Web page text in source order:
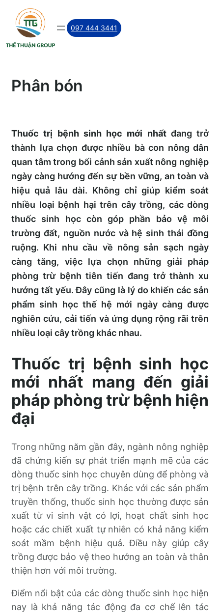
Skip
content
097 444 3441
Phân bón
Thuốc trị bệnh sinh học mới nhấtđang trở
thành lựa chọn được nhiều bà con nông dân
quan tâm trong bối cảnh sản xuất nông nghiệp
ngày càng hướng đến sự bền vững, an toàn và
hiệu quả lâu dài. Không chỉ giúp kiểm soát
nhiều loại bệnh hại trên cây trồng, các dòng
thuốc sinh học còn góp phần bảo vệ môi
trường đất, nguồn nước và hệ sinh thái đồng
ruộng. Khi nhu cầu về nông sản sạch ngày
càng tăng, việc lựa chọn những giải pháp
phòng trừ bệnh tiên tiến đang trở thành xu
hướng tất yếu. Đây cũng là lý do khiến các sản
phẩm sinh học thế hệ mới ngày càng được
nghiên cứu, cải tiến và ứng dụng rộng rãi trên
nhiều loại cây trồng khác nhau.
Thuốc trị bệnh sinh học
mới nhất mang đến giải
pháp phòng trừ bệnh hiện
đại
Trong những năm gần đây, ngành nông nghiệp
đã chứng kiến sự phát triển mạnh mẽ của các
dòng thuốc sinh học chuyên dùng để phòng và
trị bệnh trên cây trồng. Khác với các sản phẩm
truyền thống, thuốc sinh học thường được sản
xuất từ vi sinh vật có lợi, hoạt chất sinh học
hoặc các chiết xuất tự nhiên có khả năng kiểm
soát mầm bệnh hiệu quả. Điều này giúp cây
trồng được bảo vệ theo hướng an toàn và thân
thiện hơn với môi trường.
Điểm nổi bật của các dòng thuốc sinh học hiện
nay là khả năng tác động đa cơ chế lên tác